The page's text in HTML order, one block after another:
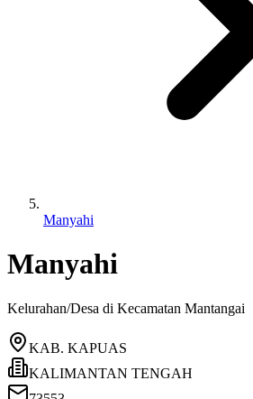
Manyahi
Manyahi
Kelurahan/Desa di Kecamatan Mantangai
KAB. KAPUAS
KALIMANTAN TENGAH